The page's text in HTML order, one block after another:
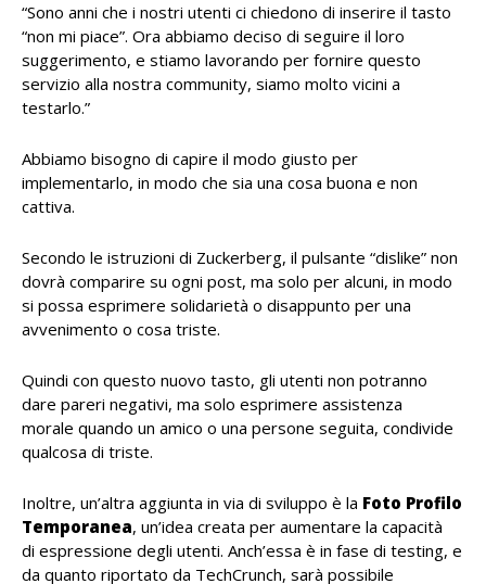
“Sono anni che i nostri utenti ci chiedono di inserire il tasto
“non mi piace”. Ora abbiamo deciso di seguire il loro
suggerimento, e stiamo lavorando per fornire questo
servizio alla nostra community, siamo molto vicini a
testarlo.”
Abbiamo bisogno di capire il modo giusto per
implementarlo, in modo che sia una cosa buona e non
cattiva.
Secondo le istruzioni di Zuckerberg, il pulsante “dislike” non
dovrà comparire su ogni post, ma solo per alcuni, in modo
si possa esprimere solidarietà o disappunto per una
avvenimento o cosa triste.
Quindi con questo nuovo tasto, gli utenti non potranno
dare pareri negativi, ma solo esprimere assistenza
morale quando un amico o una persone seguita, condivide
qualcosa di triste.
Inoltre, un’altra aggiunta in via di sviluppo è la Foto Profilo
Temporanea, un’idea creata per aumentare la capacità
di espressione degli utenti. Anch’essa è in fase di testing, e
da quanto riportato da TechCrunch, sarà possibile